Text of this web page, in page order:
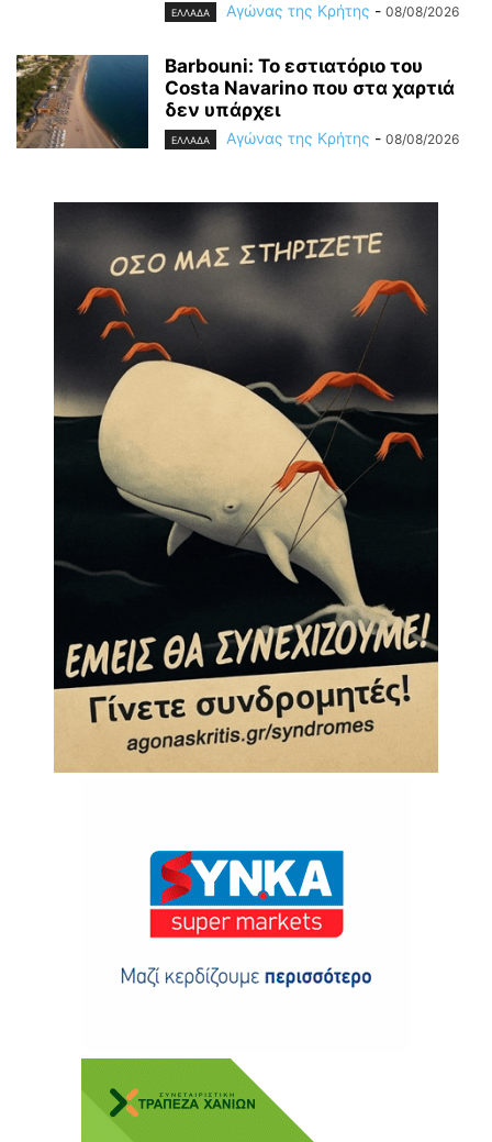
ΕΛΛΑΔΑ Αγώνας της Κρήτης - 08/08/2026
Barbouni: Το εστιατόριο του
Costa Navarino που στα χαρτιά
δεν υπάρχει
ΕΛΛΑΔΑ Αγώνας της Κρήτης - 08/08/2026